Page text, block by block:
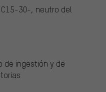
30-, neutro del
de ingestión y de